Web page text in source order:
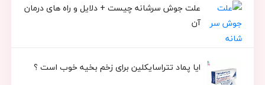
علت جوش سرشانه چیست + دلایل و راه های درمان
آن
ایا پماد تتراسایکلین برای زخم بخیه خوب است ؟